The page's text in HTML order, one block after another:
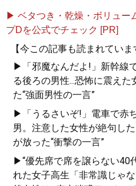
▶ ベタつき・乾燥・ボリュー
プDを公式でチェック [PR]
【今この記事も読まれていま
▶「邪魔なんだよ!」新幹線
る後ろの男性...恐怖に震えた
た“強面男性の一言”
▶「うるさいぞ!」電車で赤
男。注意した女性が絶句し
が放った“衝撃の一言”
▶“優先席で席を譲らない40
れた女子高生「非常識じゃ